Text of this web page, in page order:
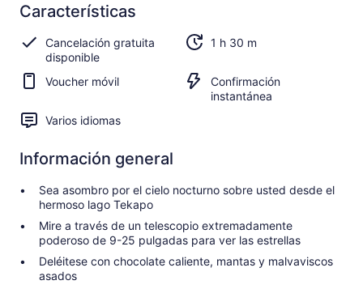
10.0
10.0 de 10
Excepcional
Ver las 125
opiniones de
GetYourGuide
Características
Cancelación gratuita
disponible
1 h 30 m
Voucher móvil
Confirmación
instantánea
Varios idiomas
Información general
Sea asombro por el cielo nocturno sobre usted desde el
hermoso lago Tekapo
Mire a través de un telescopio extremadamente
poderoso de 9-25 pulgadas para ver las estrellas
Deléitese con chocolate caliente, mantas y malvaviscos
asados